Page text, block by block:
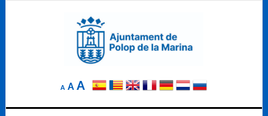
A
Reducir
elA Tamaño
AAumentar
el